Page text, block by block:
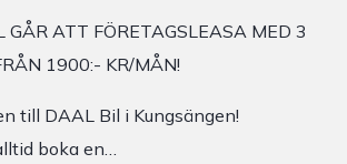
GÅR ATT FÖRETAGSLEASA MED 3
1900:- KR/MÅN!
till DAAL Bil i Kungsängen!
boka en…